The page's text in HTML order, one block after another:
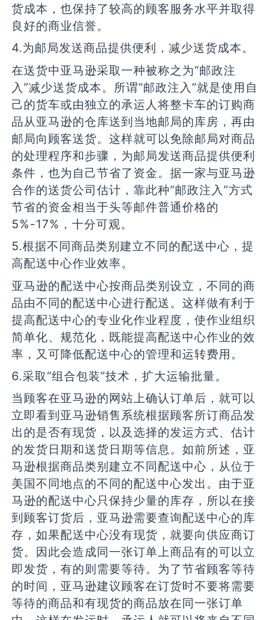
货成本，也保持了较高的顾客服务水平并取得
良好的商业信誉。
4.为邮局发送商品提供便利，减少送货成本。
在送货中亚马逊采取一种被称之为“邮政注
入”减少送货成本。所谓“邮政注入”就是使用自
己的货车或由独立的承运人将整卡车的订购商
品从亚马逊的仓库送到当地邮局的库房，再由
邮局向顾客送货。这样就可以免除邮局对商品
的处理程序和步骤，为邮局发送商品提供便利
条件，也为自己节省了资金。据一家与亚马逊
合作的送货公司估计，靠此种“邮政注入”方式
节省的资金相当于头等邮件普通价格的
5%-17%，十分可观。
5.根据不同商品类别建立不同的配送中心，提
高配送中心作业效率。
亚马逊的配送中心按商品类别设立，不同的商
品由不同的配送中心进行配送。这样做有利于
提高配送中心的专业化作业程度，使作业组织
简单化、规范化，既能提高配送中心作业的效
率，又可降低配送中心的管理和运转费用。
6.采取“组合包装”技术，扩大运输批量。
当顾客在亚马逊的网站上确认订单后，就可以
立即看到亚马逊销售系统根据顾客所订商品发
出的是否有现货，以及选择的发运方式、估计
的发货日期和送货日期等信息。如前所述，亚
马逊根据商品类别建立不同配送中心，从位于
美国不同地点的不同的配送中心发出。由于亚
马逊的配送中心只保持少量的库存，所以在接
到顾客订货后，亚马逊需要查询配送中心的库
存，如果配送中心没有现货，就要向供应商订
货。因此会造成同一张订单上商品有的可以立
即发货，有的则需要等待。为了节省顾客等待
的时间，亚马逊建议顾客在订货时不要将需要
等待的商品和有现货的商品放在同一张订单